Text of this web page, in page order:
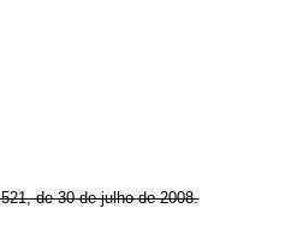
de 30 de julho de 2008.